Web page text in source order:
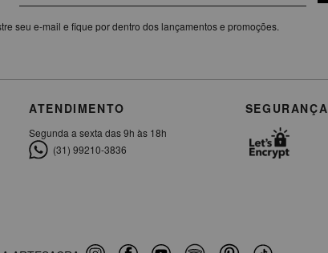
seu e-mail e fique por dentro dos lançamentos e promoções.
ATENDIMENTO
Segunda a sexta das 9h às 18h
(31) 99210-3836
SEGURANÇA